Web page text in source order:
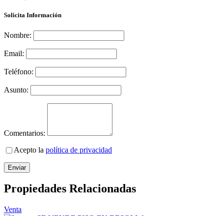
Solicita Información
Nombre:
Email:
Teléfono:
Asunto:
Comentarios:
Acepto la política de privacidad
Enviar
Propiedades Relacionadas
Venta